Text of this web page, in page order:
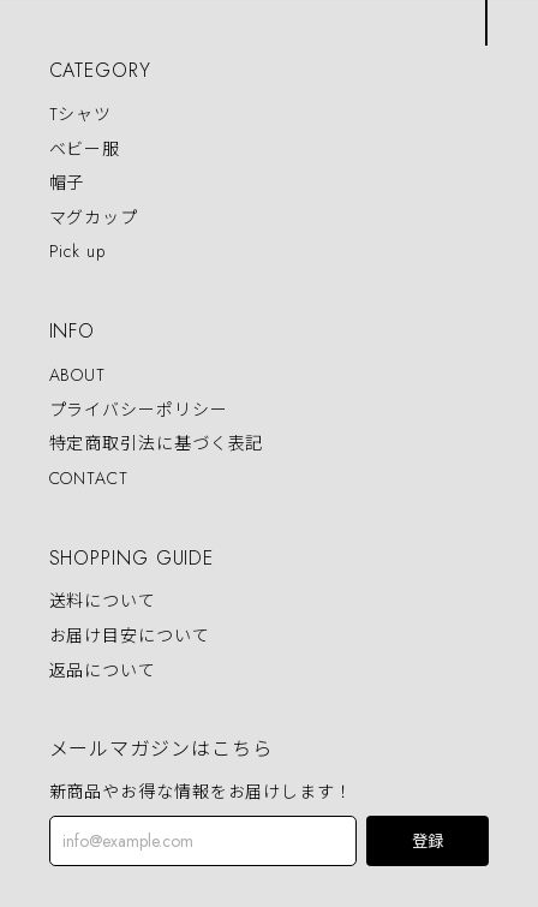
CATEGORY
Tシャツ
ベビー服
帽子
マグカップ
Pick up
INFO
ABOUT
プライバシーポリシー
特定商取引法に基づく表記
CONTACT
SHOPPING GUIDE
送料について
お届け目安について
返品について
メールマガジンはこちら
新商品やお得な情報をお届けします！
登録